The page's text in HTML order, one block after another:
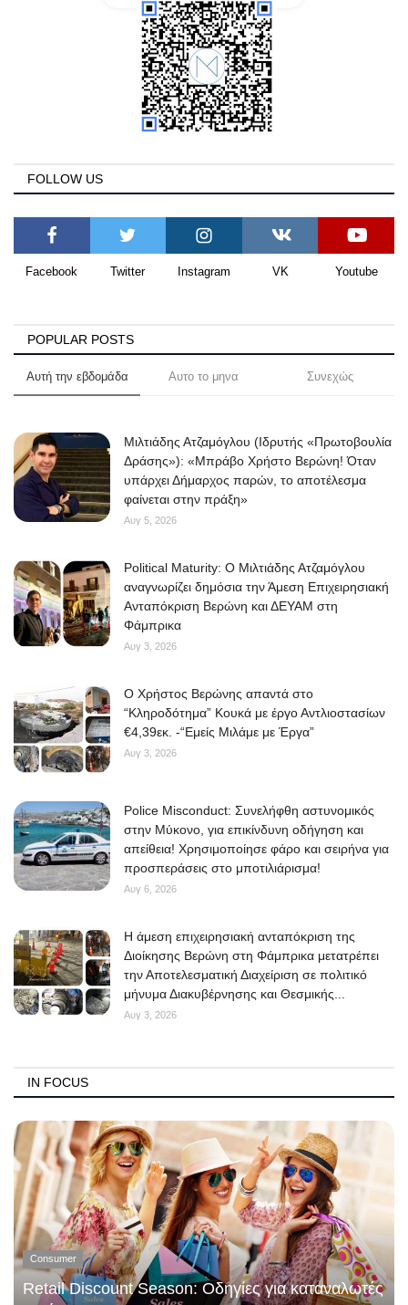
FOLLOW US
Facebook Twitter Instagram VK Youtube
POPULAR POSTS
Αυτή την εβδομάδα Αυτο το μηνα Συνεχώς
Μιλτιάδης Ατζαμόγλου (Ιδρυτής «Πρωτοβουλία
Δράσης»): «Μπράβο Χρήστο Βερώνη! Όταν
υπάρχει Δήμαρχος παρών, το αποτέλεσμα
φαίνεται στην πράξη»
Αυγ 5, 2026
Political Maturity: Ο Μιλτιάδης Ατζαμόγλου
αναγνωρίζει δημόσια την Άμεση Επιχειρησιακή
Ανταπόκριση Βερώνη και ΔΕΥΑΜ στη
Φάμπρικα
Αυγ 3, 2026
O Χρήστος Βερώνης απαντά στο
“Κληροδότημα” Κουκά με έργο Αντλιοστασίων
€4,39εκ. -“Εμείς Μιλάμε με Έργα”
Αυγ 3, 2026
Police Misconduct: Συνελήφθη αστυνομικός
στην Μύκονο, για επικίνδυνη οδήγηση και
απείθεια! Χρησιμοποίησε φάρο και σειρήνα για
προσπεράσεις στο μποτιλιάρισμα!
Αυγ 6, 2026
Η άμεση επιχειρησιακή ανταπόκριση της
Διοίκησης Βερώνη στη Φάμπρικα μετατρέπει
την Αποτελεσματική Διαχείριση σε πολιτικό
μήνυμα Διακυβέρνησης και Θεσμικής...
Αυγ 3, 2026
IN FOCUS
Consumer
Retail Discount Season: Οδηγίες για καταναλωτές